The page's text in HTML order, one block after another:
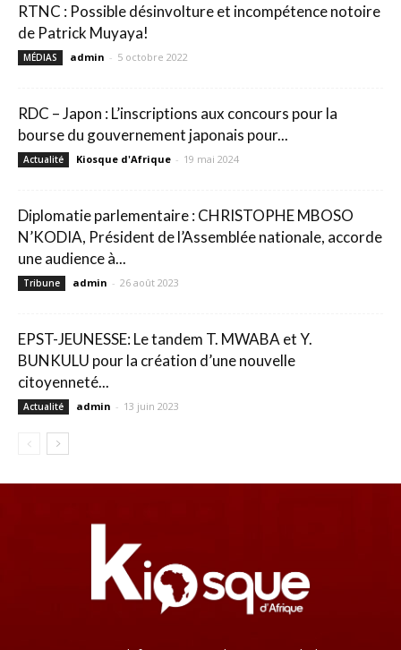
RTNC : Possible désinvolture et incompétence notoire
de Patrick Muyaya!
MÉDIAS admin - 5 octobre 2022
RDC – Japon : L’inscriptions aux concours pour la
bourse du gouvernement japonais pour...
Actualité Kiosque d'Afrique - 19 mai 2024
Diplomatie parlementaire : CHRISTOPHE MBOSO
N’KODIA, Président de l’Assemblée nationale, accorde
une audience à...
Tribune admin - 26 août 2023
EPST-JEUNESSE: Le tandem T. MWABA et Y.
BUNKULU pour la création d’une nouvelle
citoyenneté...
Actualité admin - 13 juin 2023